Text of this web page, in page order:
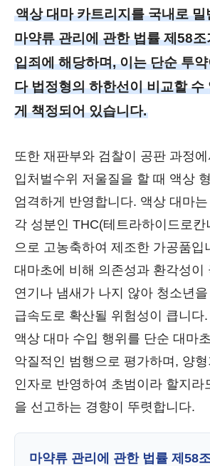
액상 대마 카트리지를 국내로
마약류 관리에 관한 법률 제58
입죄에 해당하며, 이는 단순 투
다 법정형의 하한선이 비교할 수
게 책정되어 있습니다.
또한 재판부와 검찰이 공판 과정
입처벌수위 저울질을 할 때 액상
엄격하게 반영합니다. 액상 대마
각 성분인 THC(테트라하이드로칸
으로 고농축하여 제조한 가공품입
대마초에 비해 의존성과 환각성이
연기나 냄새가 나지 않아 청소년을
급속도로 확산될 위험성이 큽니다
액상 대마 수입 행위를 단순 대마
악질적인 범행으로 평가하며, 양
인자로 반영하여 초범이라 할지라
을 선고하는 경향이 뚜렷합니다.
마약류 관리에 관한 법률 제58